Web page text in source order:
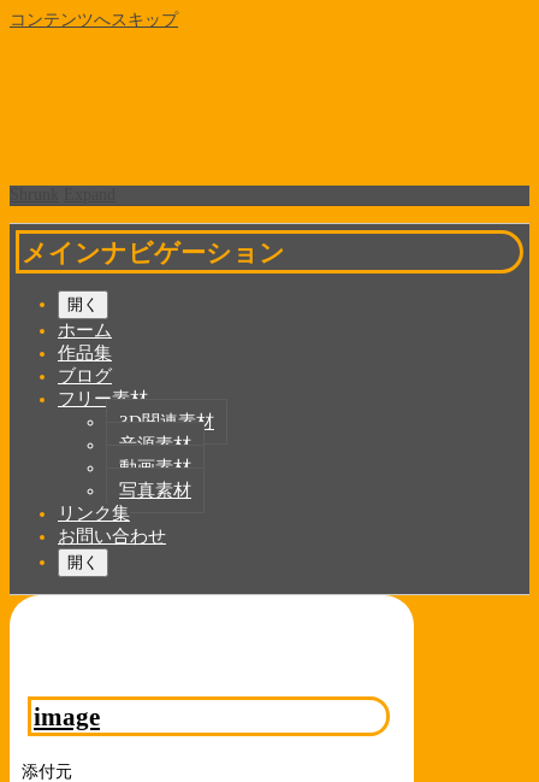
コンテンツへスキップ
メインナビゲーション
開く
ホーム
作品集
ブログ
フリー素材
3D関連素材
音源素材
動画素材
写真素材
リンク集
お問い合わせ
開く
image
添付元